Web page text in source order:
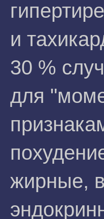
и
30 %
для
жирные,